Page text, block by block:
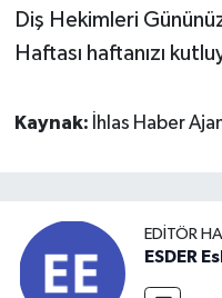
Diş Hekimleri
Haftası haftanızı
Kaynak: İhlas Haber
EDITÖR
ESDER